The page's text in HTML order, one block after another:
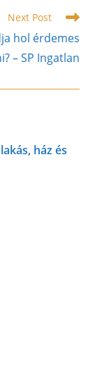
Next Post
hol érdemes
– SP Ingatlan
ház és